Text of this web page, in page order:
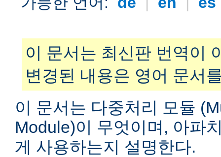
이 문서는 최신판 번역이
변경된 내용은 영어 문서
이 문서는 다중처리 모듈
Module)이 무엇이며, 아파
게 사용하는지 설명한다.